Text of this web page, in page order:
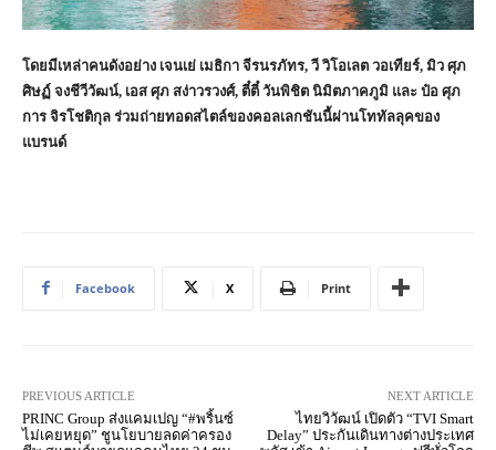
โดยมีเหล่าคนดังอย่าง เจนเย่ เมธิกา จีรนรภัทร, วี วิโอเลต วอเทียร์, มิว ศุภ
ศิษฏ์ จงชีวีวัฒน์, เอส ศุภ สง่าวรวงศ์, ตี๋ตี๋ วันพิชิต นิมิตภาคภูมิ และ ป๋อ ศุภ
การ จิรโชติกุล ร่วมถ่ายทอดสไตล์ของคอลเลกชันนี้ผ่านโททัลลุคของ
แบรนด์
Facebook X Print
PREVIOUS ARTICLE
PRINC Group ส่งแคมเปญ “#พริ้นซ์
ไม่เคยหยุด” ชูนโยบายลดค่าครอง
NEXT ARTICLE
ไทยวิวัฒน์ เปิดตัว “TVI Smart
Delay” ประกันเดินทางต่างประเทศ